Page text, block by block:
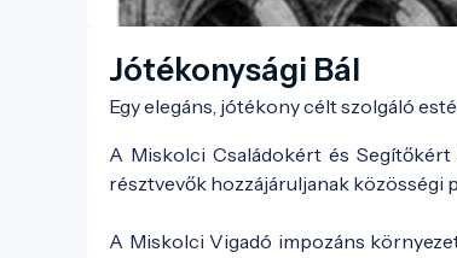
Jótékonysági Bál
Egy elegáns, jótékony célt szolgáló
A Miskolci Családokért és
résztvevők hozzájáruljanak közösségi
A Miskolci Vigadó impozáns